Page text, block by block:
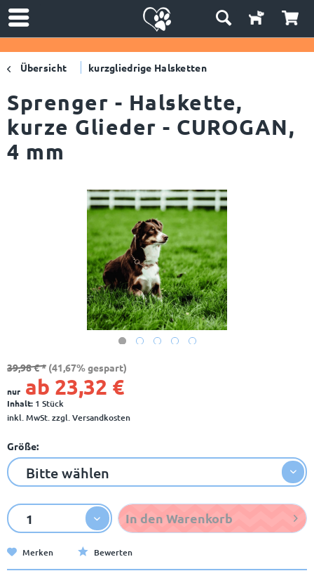
Übersicht kurzgliedrige Halsketten
Sprenger - Halskette,
kurze Glieder - CUROGAN,
4 mm
39,98 € * (41,67% gespart)
nur ab 23,32 €
Inhalt: 1 Stück
inkl. MwSt.zzgl. Versandkosten
Größe:
In den Warenkorb
Merken Bewerten